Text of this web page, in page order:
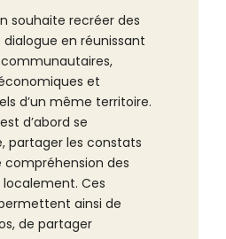
souhaite recréer des
en réunissant
et
d’un même territoire.
d’abord se
partager les constats
des
Ces
ainsi de
de partager